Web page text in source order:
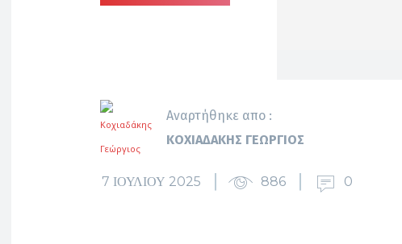
Αναρτήθηκε απο :
ΚΟΧΙΑΔΆΚΗΣ ΓΕΏΡΓΙΟΣ
7 ΙΟΥΛΊΟΥ 2025 886 0